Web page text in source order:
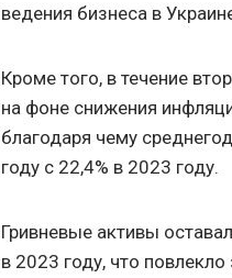
ведения бизнеса в
Кроме того, в течение
на фоне снижения
благодаря чему
году с 22,4% в 2023 году.
Гривневые активы
в 2023 году, что